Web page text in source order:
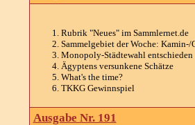
Rubrik "Neues" im Sammlernet.de
Sammelgebiet der Woche: Kamin-/
Monopoly-Städtewahl entschieden
Ägyptens versunkene Schätze
What's the time?
TKKG Gewinnspiel
Ausgabe Nr. 191